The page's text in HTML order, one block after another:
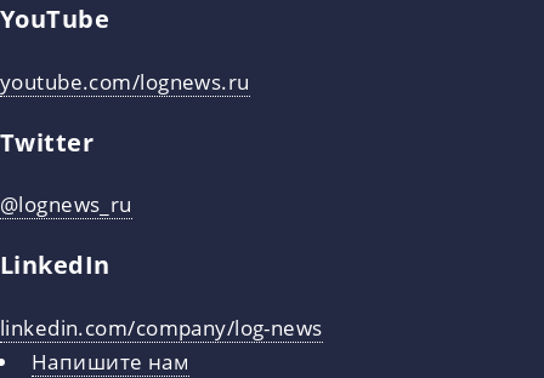
YouTube
youtube.com/lognews.ru
Twitter
@lognews_ru
LinkedIn
linkedin.com/company/log-news
Напишите нам